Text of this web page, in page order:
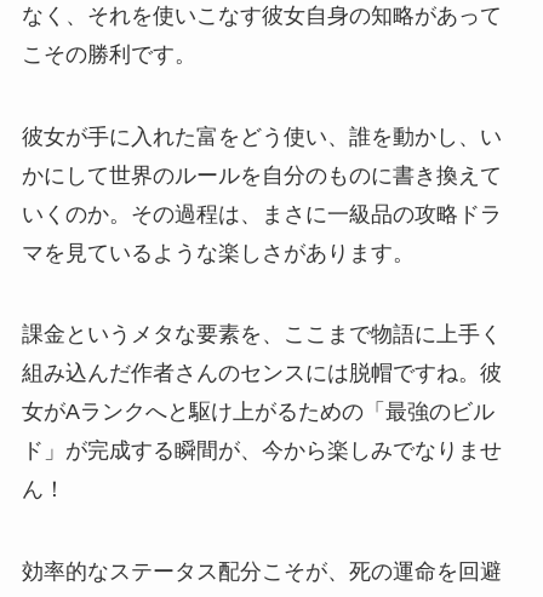
なく、それを使いこなす彼女自身の知略があって
こその勝利です。
彼女が手に入れた富をどう使い、誰を動かし、い
かにして世界のルールを自分のものに書き換えて
いくのか。その過程は、まさに一級品の攻略ドラ
マを見ているような楽しさがあります。
課金というメタな要素を、ここまで物語に上手く
組み込んだ作者さんのセンスには脱帽ですね。彼
女がAランクへと駆け上がるための「最強のビル
ド」が完成する瞬間が、今から楽しみでなりませ
ん！
効率的なステータス配分こそが、死の運命を回避